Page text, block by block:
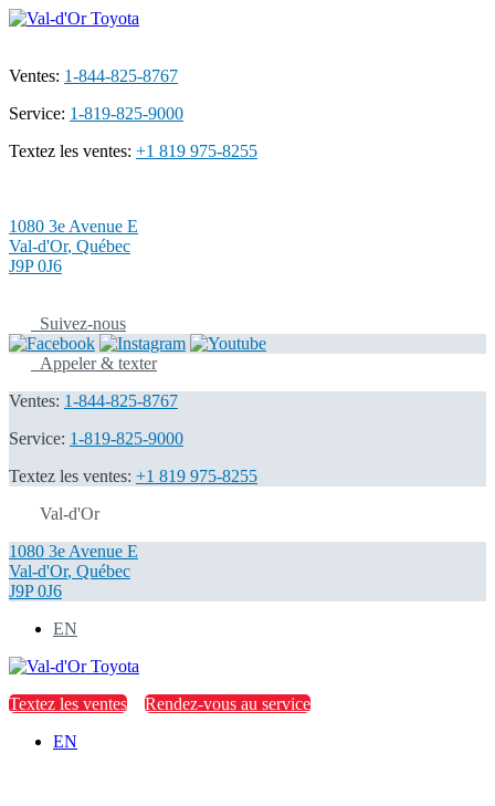
Ventes: 1-844-825-8767
Service: 1-819-825-9000
Textez les ventes: +1 819 975-8255
1080 3e Avenue E
Val-d'Or, Québec
J9P 0J6
Suivez-nous
Appeler & texter
Ventes: 1-844-825-8767
Service: 1-819-825-9000
Textez les ventes: +1 819 975-8255
Val-d'Or
1080 3e Avenue E
Val-d'Or, Québec
J9P 0J6
EN
Textez les ventes
Rendez-vous au service
EN